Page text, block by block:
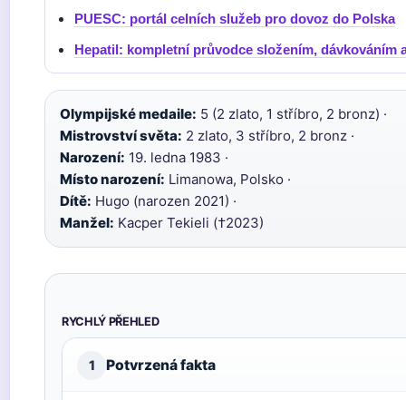
PUESC: portál celních služeb pro dovoz do Polska
Hepatil: kompletní průvodce složením, dávkováním
Olympijské medaile: 5 (2 zlato, 1 stříbro, 2 bronz) ·
Mistrovství světa: 2 zlato, 3 stříbro, 2 bronz ·
Narození: 19. ledna 1983 ·
Místo narození: Limanowa, Polsko ·
Dítě: Hugo (narozen 2021) ·
Manžel: Kacper Tekieli (†2023)
RYCHLÝ PŘEHLED
1 Potvrzená fakta